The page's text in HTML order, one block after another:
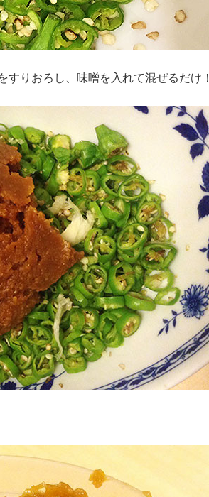
りおろし、味噌を入れて混ぜるだけ！